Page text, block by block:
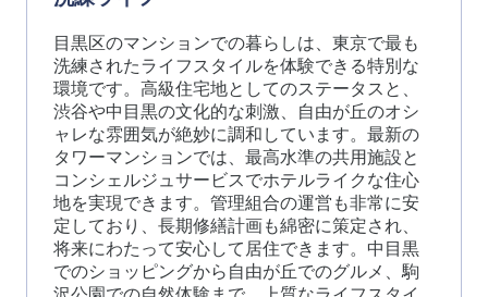
目黒区のマンションでの暮らしは、東京で最も
洗練されたライフスタイルを体験できる特別な
環境です。高級住宅地としてのステータスと、
渋谷や中目黒の文化的な刺激、自由が丘のオシ
ャレな雰囲気が絶妙に調和しています。最新の
タワーマンションでは、最高水準の共用施設と
コンシェルジュサービスでホテルライクな住心
地を実現できます。管理組合の運営も非常に安
定しており、長期修繕計画も綿密に策定され、
将来にわたって安心して居住できます。中目黒
でのショッピングから自由が丘でのグルメ、駒